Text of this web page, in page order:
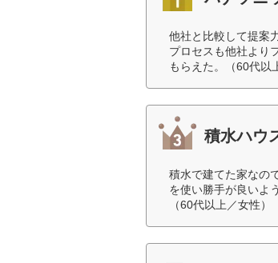
他社と比較して提案
プロセスも他社より
もらえた。（60代以
積水ハウ
積水で建てた家なの
を使い勝手が良いよ
（60代以上／女性）